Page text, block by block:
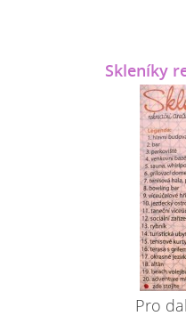
Skleníky
Pro